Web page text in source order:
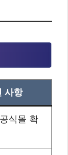
사항
식몰 확